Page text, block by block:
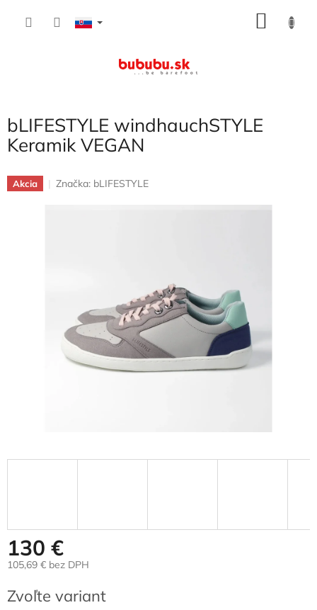
bLIFESTYLE windhauchSTYLE
Keramik VEGAN
Akcia Značka: bLIFESTYLE
130 €
105,69 € bez DPH
cena:
Zvoľte variant